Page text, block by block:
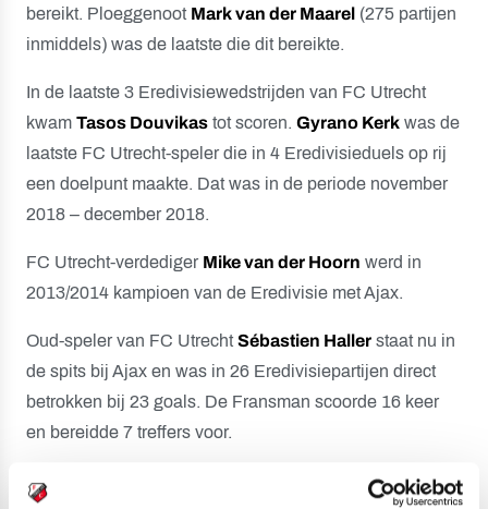
bereikt. Ploeggenoot Mark van der Maarel (275 partijen
inmiddels) was de laatste die dit bereikte.
In de laatste 3 Eredivisiewedstrijden van FC Utrecht
kwam Tasos Douvikas tot scoren. Gyrano Kerk was de
laatste FC Utrecht-speler die in 4 Eredivisieduels op rij
een doelpunt maakte. Dat was in de periode november
2018 – december 2018.
FC Utrecht-verdediger Mike van der Hoorn werd in
2013/2014 kampioen van de Eredivisie met Ajax.
Oud-speler van FC UtrechtSébastien Haller staat nu in
de spits bij Ajax en was in 26 Eredivisiepartijen direct
betrokken bij 23 goals. De Fransman scoorde 16 keer
en bereidde 7 treffers voor.